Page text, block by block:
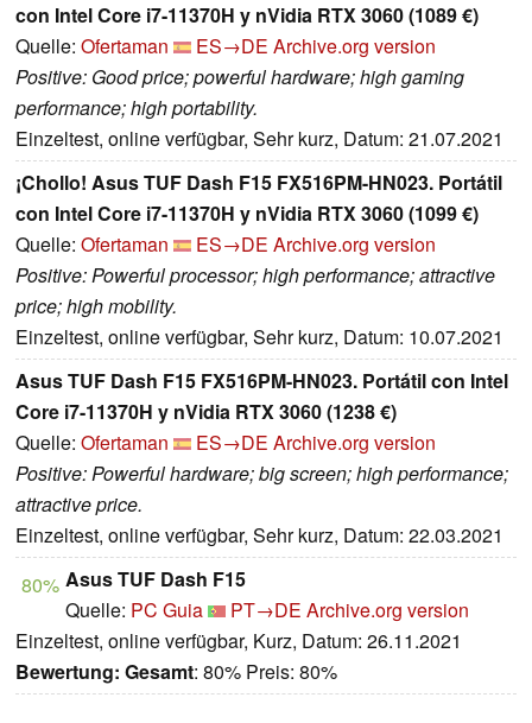
con Intel Core i7-11370H y nVidia RTX 3060 (1089 €)
Quelle: Ofertaman ES→DE Archive.org version
Positive: Good price; powerful hardware; high gaming
performance; high portability.
Einzeltest, online verfügbar, Sehr kurz, Datum: 21.07.2021
¡Chollo! Asus TUF Dash F15 FX516PM-HN023. Portátil
con Intel Core i7-11370H y nVidia RTX 3060 (1099 €)
Quelle: Ofertaman ES→DE Archive.org version
Positive: Powerful processor; high performance; attractive
price; high mobility.
Einzeltest, online verfügbar, Sehr kurz, Datum: 10.07.2021
Asus TUF Dash F15 FX516PM-HN023. Portátil con Intel
Core i7-11370H y nVidia RTX 3060 (1238 €)
Quelle: Ofertaman ES→DE Archive.org version
Positive: Powerful hardware; big screen; high performance;
attractive price.
Einzeltest, online verfügbar, Sehr kurz, Datum: 22.03.2021
80% Asus TUF Dash F15
Quelle: PC Guia PT→DE Archive.org version
Einzeltest, online verfügbar, Kurz, Datum: 26.11.2021
Bewertung: Gesamt: 80% Preis: 80%